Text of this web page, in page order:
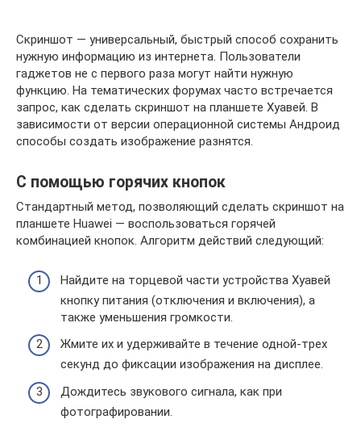
Скриншот — универсальный, быстрый способ сохранить
нужную информацию из интернета. Пользователи
гаджетов не с первого раза могут найти нужную
функцию. На тематических форумах часто встречается
запрос, как сделать скриншот на планшете Хуавей. В
зависимости от версии операционной системы Андроид
способы создать изображение разнятся.
С помощью горячих кнопок
Стандартный метод, позволяющий сделать скриншот на
планшете Huawei — воспользоваться горячей
комбинацией кнопок. Алгоритм действий следующий:
Найдите на торцевой части устройства Хуавей
кнопку питания (отключения и включения), а
также уменьшения громкости.
Жмите их и удерживайте в течение одной-трех
секунд до фиксации изображения на дисплее.
Дождитесь звукового сигнала, как при
фотографировании.